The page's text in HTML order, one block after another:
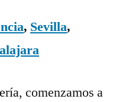
, Sevilla,
comenzamos a